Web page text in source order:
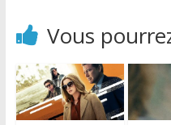
Vous